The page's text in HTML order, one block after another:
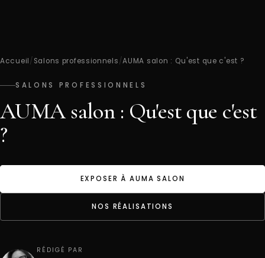
Accueil/ Salons professionnels/AUMA salon : Qu'est que c'est ?
SALONS PROFESSIONNELS
AUMA salon : Qu'est que c'est
?
EXPOSER À AUMA SALON
NOS RÉALISATIONS
RÉDIGÉ PAR